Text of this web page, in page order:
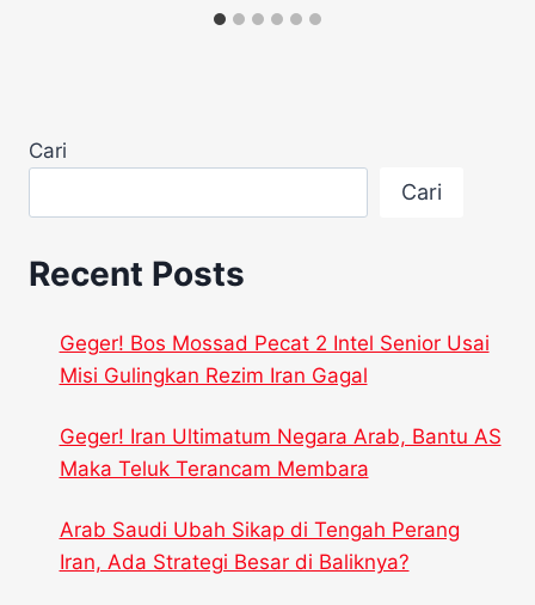
Cari
Cari
Recent Posts
Geger! Bos Mossad Pecat 2 Intel Senior Usai
Misi Gulingkan Rezim Iran Gagal
Geger! Iran Ultimatum Negara Arab, Bantu AS
Maka Teluk Terancam Membara
Arab Saudi Ubah Sikap di Tengah Perang
Iran, Ada Strategi Besar di Baliknya?